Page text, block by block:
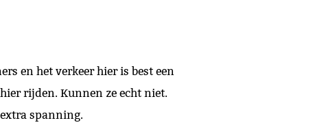
en het verkeer hier is best een
rijden. Kunnen ze echt niet.
spanning.